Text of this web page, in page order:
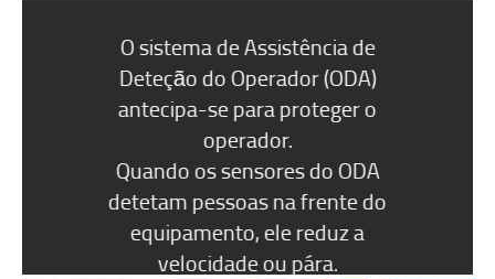
O sistema de Assistência de
Deteção do Operador (ODA)
antecipa-se para proteger o
operador.
Quando os sensores do ODA
detetam pessoas na frente do
equipamento, ele reduz a
velocidade ou pára.